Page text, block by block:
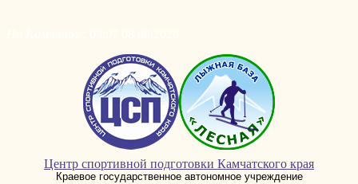
Центр спортивной подготовки Камчатского края
Краевое государственное автономное учреждение